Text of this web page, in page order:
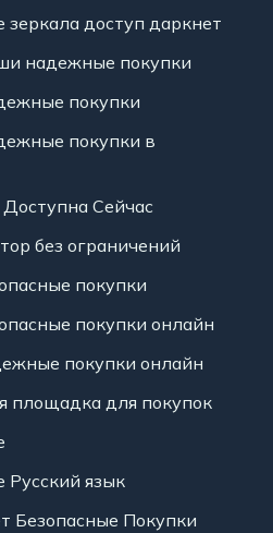
зеркала доступ даркнет
надежные покупки
покупки
покупки в
Сейчас
без ограничений
покупки
покупки онлайн
покупки онлайн
площадка для покупок
Русский язык
Безопасные Покупки